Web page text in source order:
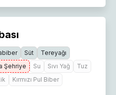
Süt
Tereyağı
Şehriye
Su Sıvı Yağ
Tuz
Kırmızı Pul Biber